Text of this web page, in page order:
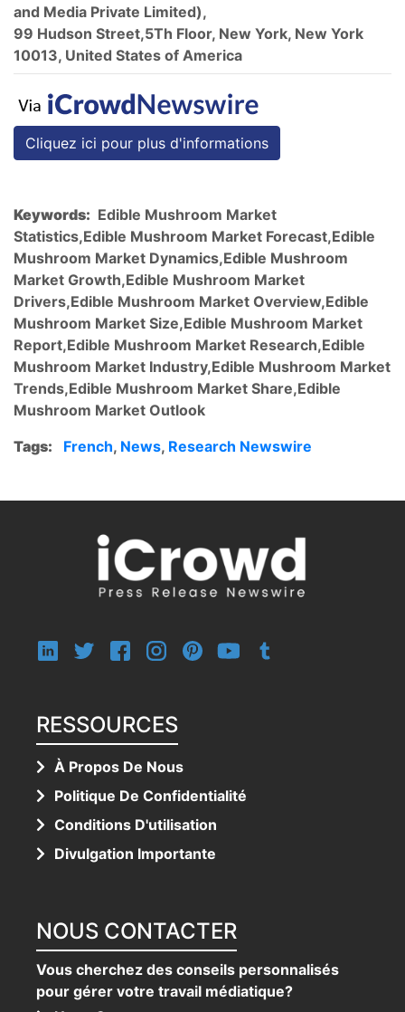
and Media Private Limited),
99 Hudson Street,5Th Floor, New York, New York
10013, United States of America
Cliquez ici pour plus d'informations
Keywords: Edible Mushroom Market
Statistics,Edible Mushroom Market Forecast,Edible
Mushroom Market Dynamics,Edible Mushroom
Market Growth,Edible Mushroom Market
Drivers,Edible Mushroom Market Overview,Edible
Mushroom Market Size,Edible Mushroom Market
Report,Edible Mushroom Market Research,Edible
Mushroom Market Industry,Edible Mushroom Market
Trends,Edible Mushroom Market Share,Edible
Mushroom Market Outlook
Tags:
French, News, Research Newswire
RESSOURCES
À Propos De Nous
Politique De Confidentialité
Conditions D'utilisation
Divulgation Importante
NOUS CONTACTER
Vous cherchez des conseils personnalisés
pour gérer votre travail médiatique?